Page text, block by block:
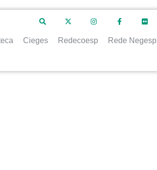
Cieges Redecoesp Rede Negesp